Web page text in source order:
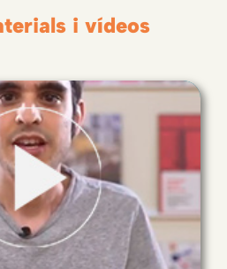
i vídeos